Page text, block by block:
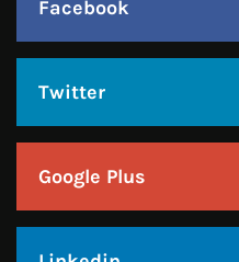
Linkedin
Pinterest
Instagram